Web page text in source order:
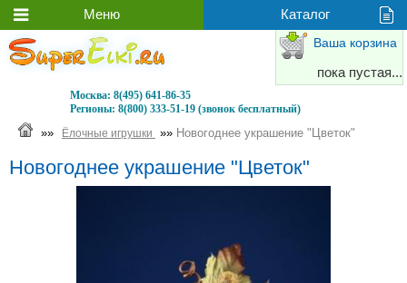
Москва: 8(495) 641-86-35
Регионы: 8(800) 333-51-19 (звонок бесплатный)
Ваша корзина
пока пустая...
»» Ёлочные игрушки »» Новогоднее украшение "Цветок"
Новогоднее украшение "Цветок"